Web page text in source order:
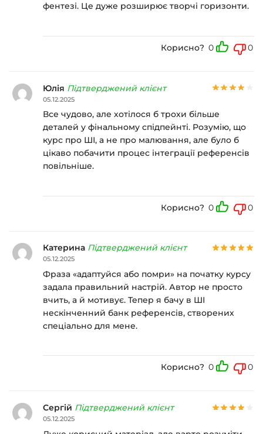
фентезі. Це дуже розширює творчі горизонти.
Корисно? 0 0
Юлія Підтверджений клієнт
05.12.2025
Все чудово, але хотілося б трохи більше
деталей у фінальному спідпейнті. Розумію, що
курс про ШІ, а не про малювання, але було б
цікаво побачити процес інтеграції референсів
повільніше.
Корисно? 0 0
Катерина Підтверджений клієнт
05.12.2025
Фраза «адаптуйся або помри» на початку курсу
задала правильний настрій. Автор не просто
вчить, а й мотивує. Тепер я бачу в ШІ
нескінченний банк референсів, створених
спеціально для мене.
Корисно? 0 0
Сергій Підтверджений клієнт
05.12.2025